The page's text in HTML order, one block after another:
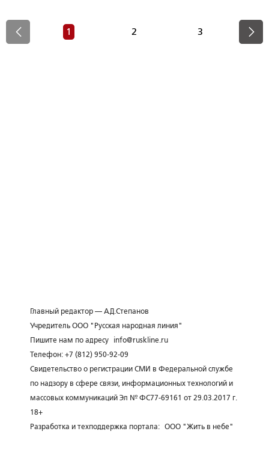
1 2 3
Главный редактор — А.Д.Степанов
Учредитель ООО "Русская народная линия"
Пишите нам по адресу
info@ruskline.ru
Телефон: +7 (812) 950-92-09
Свидетельство о регистрации СМИ в Федеральной службе
по надзору в сфере связи, информационных технологий и
массовых коммуникаций Эл № ФС77-69161 от 29.03.2017 г.
18+
Разработка и техподдержка портала: ООО "Жить в небе"